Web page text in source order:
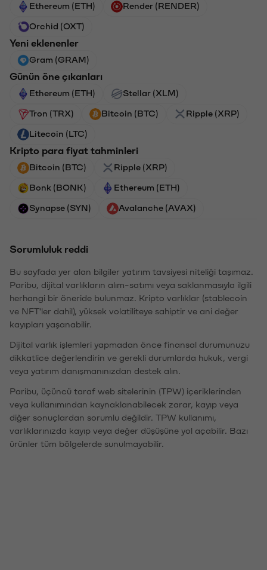
Ethereum (ETH) Render (RENDER)
Orchid (OXT)
Yeni eklenenler
Gram (GRAM)
Günün öne çıkanları
Ethereum (ETH) Stellar (XLM)
Tron (TRX) Bitcoin (BTC) Ripple (XRP)
Litecoin (LTC)
Kripto para fiyat tahminleri
Bitcoin (BTC) Ripple (XRP)
Bonk (BONK) Ethereum (ETH)
Synapse (SYN) Avalanche (AVAX)
Sorumluluk reddi
Bu sayfada yer alan bilgiler yatırım tavsiyesi niteliği taşımaz.
Paribu, dijital varlıkların alım-satımı veya saklanmasıyla ilgili
herhangi bir öneride bulunmaz. Kripto varlıklar (stablecoin
ve NFT'ler dahil), yüksek volatiliteye sahiptir ve ani değer
kayıpları yaşanabilir.
Dijital varlık işlemleri yapmadan önce finansal durumunuzu
dikkatlice değerlendirin ve gerekli durumlarda hukuk, vergi
veya yatırım danışmanınızdan destek alın.
Paribu, üçüncü taraf web sitelerinin (TPW) içeriklerinden
veya kullanımından kaynaklanabilecek zarar, kayıp veya
diğer sonuçlardan sorumlu değildir. TPW kullanımı,
varlıklarınızda kayıp veya değer düşüşüne yol açabilir. Bazı
ürünler tüm bölgelerde sunulmayabilir.